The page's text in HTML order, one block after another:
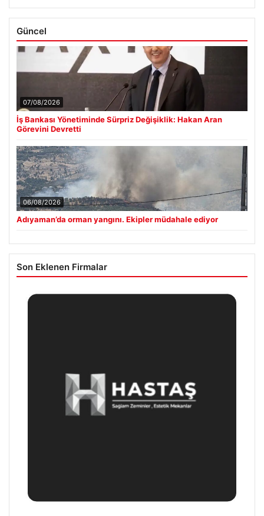
Güncel
07/08/2026
İş Bankası Yönetiminde Sürpriz Değişiklik: Hakan Aran
Görevini Devretti
06/08/2026
Adıyaman’da orman yangını. Ekipler müdahale ediyor
Son Eklenen Firmalar